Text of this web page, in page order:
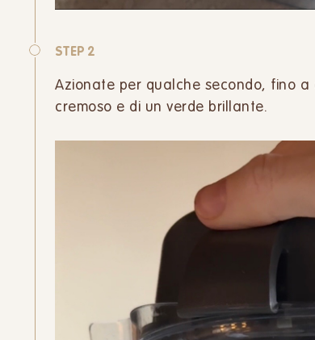
STEP 2
Azionate per qualche secondo, fino a
cremoso e di un verde brillante.